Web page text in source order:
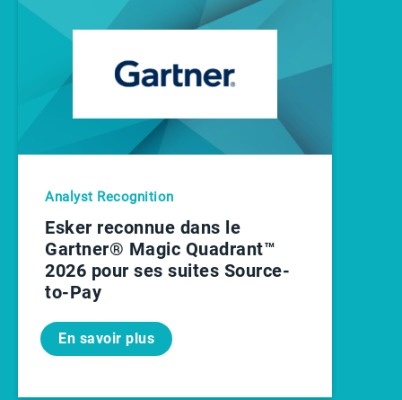
Analyst Recognition
Esker reconnue dans le
Gartner® Magic Quadrant™
2026 pour ses suites Source-
to-Pay
En savoir plus